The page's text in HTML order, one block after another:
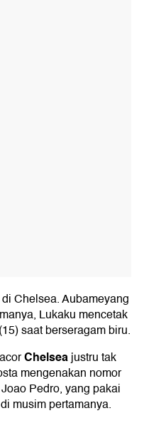
Chelsea. Aubameyang
Lukaku mencetak
saat berseragam biru.
Chelseajustru tak
mengenakan nomor
Pedro, yang pakai
di musim pertamanya.